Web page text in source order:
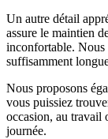
Un autre détail
assure le maintien
inconfortable. Nous
suffisamment
Nous proposons
vous puissiez
occasion, au travail
journée.